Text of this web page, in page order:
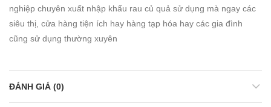
nghiệp chuyên xuất nhập khẩu rau củ quả sử dụng mà ngay các
siêu thị, cửa hàng tiện ích hay hàng tạp hóa hay các gia đình
cũng sử dụng thường xuyên
ĐÁNH GIÁ (0)